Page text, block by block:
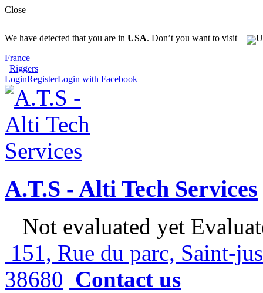
Close
We have detected that you are in USA. Don’t you want to visit
France
Riggers
LoginRegisterLogin with Facebook
A.T.S - Alti Tech Services
Not evaluated yet
151, Rue du parc, Saint-
38680 Contact us